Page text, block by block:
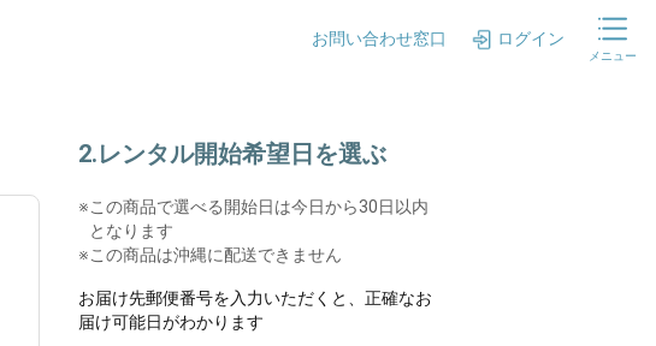
お問い合わせ窓口 ログイン
メニュー
2.レンタル開始希望日を選ぶ
※この商品で選べる開始日は今日から30日以内
となります
※この商品は沖縄に配送できません
お届け先郵便番号を入力いただくと、正確なお
届け可能日がわかります